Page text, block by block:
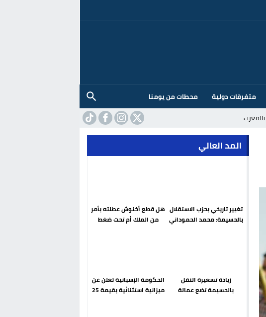
متفرقات دولية
محطات من يومنا
المد العالي
تغيير تاريخي بحزب الاستقلال
بالحسيمة: محمد الحموداني
هل قطع أخنوش عطلته بأمر
من الملك أم تحت ضغط
زيادة تسعيرة النقل
بالحسيمة تضع عمالة
الحكومة الإسبانية تعلن عن
ميزانية استثنائية بقيمة 25